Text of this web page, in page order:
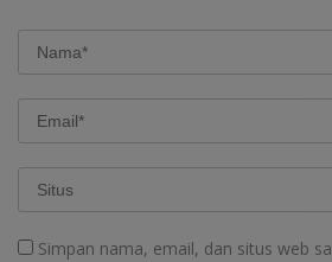
Simpan nama, email, dan situs web